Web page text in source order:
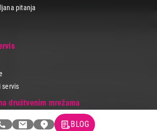
pitanja
servis
društvenim mrežama
BLOG